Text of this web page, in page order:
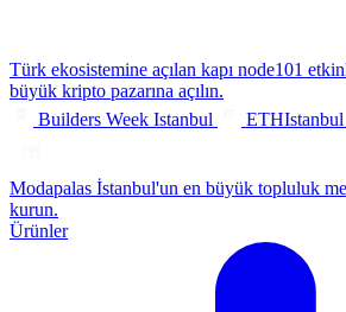
Türk ekosistemine açılan kapı node101
büyük kripto pazarına açılın.
Builders Week Istanbul
ETHIstanbul
Modapalas İstanbul'un en büyük topluluk
kurun.
Ürünler